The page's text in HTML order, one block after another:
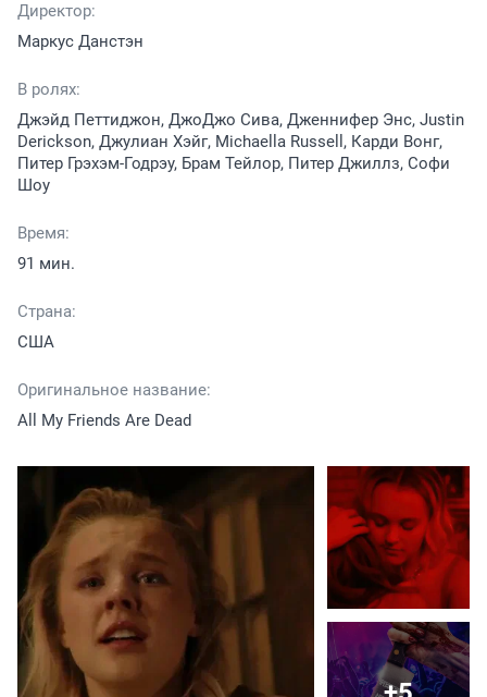
Директор:
Маркус Данстэн
В ролях:
Джэйд Петтиджон, ДжоДжо Сива, Дженнифер Энс, Justin
Derickson, Джулиан Хэйг, Michaella Russell, Карди Вонг,
Питер Грэхэм-Годрэу, Брам Тейлор, Питер Джиллз, Софи
Шоу
Время:
91 мин.
Страна:
США
Оригинальное название:
All My Friends Are Dead